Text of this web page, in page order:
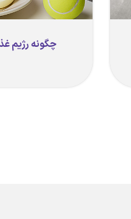
چگونه رژیم